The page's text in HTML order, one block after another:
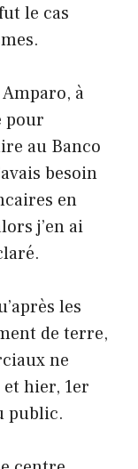
le cas
Amparo, à
pour
au Banco
besoin
en
j’en ai
les
de terre,
ne
hier, 1er
public.